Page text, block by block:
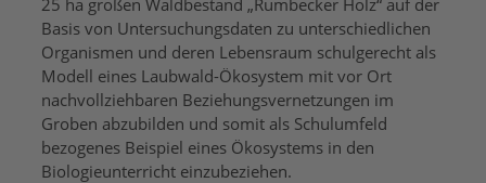
Basis von Untersuchungsdaten zu unterschiedlichen
Organismen und deren Lebensraum schulgerecht als
Modell eines Laubwald-Ökosystem mit vor Ort
nachvollziehbaren Beziehungsvernetzungen im
Groben abzubilden und somit als Schulumfeld
bezogenes Beispiel eines Ökosystems in den
Biologieunterricht einzubeziehen.